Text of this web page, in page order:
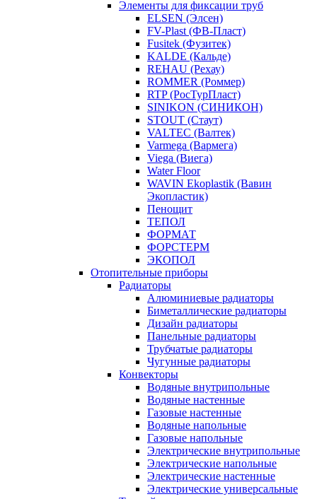
Элементы для фиксации труб
ELSEN (Элсен)
FV-Plast (ФВ-Пласт)
Fusitek (Фузитек)
KALDE (Кальде)
REHAU (Рехау)
ROMMER (Роммер)
RTP (РосТурПласт)
SINIKON (СИНИКОН)
STOUT (Стаут)
VALTEC (Валтек)
Varmega (Вармега)
Viega (Виега)
Water Floor
WAVIN Ekoplastik (Вавин
Экопластик)
Пенощит
ТЕПОЛ
ФОРМАТ
ФОРСТЕРМ
ЭКОПОЛ
Отопительные приборы
Радиаторы
Алюминиевые радиаторы
Биметаллические радиаторы
Дизайн радиаторы
Панельные радиаторы
Трубчатые радиаторы
Чугунные радиаторы
Конвекторы
Водяные внутрипольные
Водяные настенные
Газовые настенные
Водяные напольные
Газовые напольные
Электрические внутрипольные
Электрические напольные
Электрические настенные
Электрические универсальные